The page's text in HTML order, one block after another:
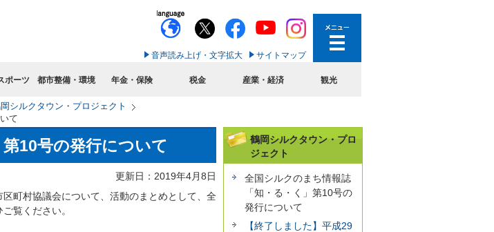
音声読み上げ・文字拡大 サイトマップ
ポーツ 都市整備・環境 年金・保険 税金 産業・経済 観光
シルクタウン・プロジェクト
て
10号の発行について
更新日：2019年4月8日
町村協議会について、活動のまとめとして、全
覧ください。
鶴岡シルクタウン・プロ
ジェクト
全国シルクのまち情報誌
「知・る・く」第10号の
発行について
【終了しました】平成29